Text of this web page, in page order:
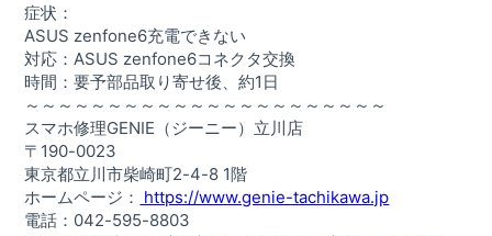
症状：
ASUS zenfone6充電できない
対応：ASUS zenfone6コネクタ交換
時間：要予部品取り寄せ後、約1日
～～～～～～～～～～～～～～～～～～～～～～
スマホ修理GENIE（ジーニー）立川店
〒190-0023
東京都立川市柴崎町2-4-8 1階
ホームページ： https://www.genie-tachikawa.jp
電話：042-595-8803